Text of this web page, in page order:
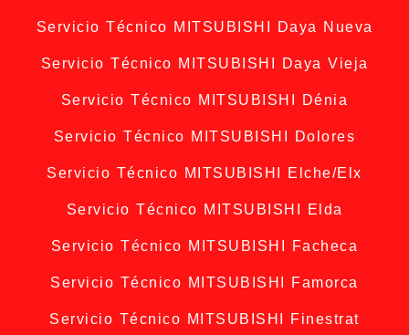
Servicio Técnico MITSUBISHI Daya Nueva
Servicio Técnico MITSUBISHI Daya Vieja
Servicio Técnico MITSUBISHI Dénia
Servicio Técnico MITSUBISHI Dolores
Servicio Técnico MITSUBISHI Elche/Elx
Servicio Técnico MITSUBISHI Elda
Servicio Técnico MITSUBISHI Facheca
Servicio Técnico MITSUBISHI Famorca
Servicio Técnico MITSUBISHI Finestrat